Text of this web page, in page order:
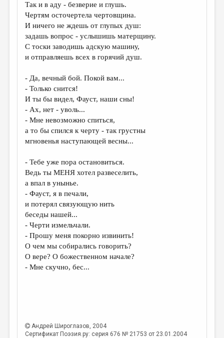
ОБЪЯВЛЕНИЯ
КОЛОНКА РЕДАКТОРА
РЕДКОЛЛЕГИЯ
ОТ РЕДАКЦИИ
МАЛАЯ ПРОЗА
ЭССЕИСТИКА
ЛИТЕРАТУРОВЕДЕНИЕ
КУЛЬТУРОВЕДЕНИЕ
РЕЦЕНЗИРОВАНИЕ
ЦИКЛЫ ПУБЛИКАЦИЙ
ТРЕДИАКОВСКИЙ
МЕДИА
ВКОНТАКТЕ
Так и в аду - безверие и глушь.
Чертям осточертела чертовщина.
И ничего не ждешь от глупых душ:
задашь вопрос - услышишь матерщину.
С тоски заводишь адскую машину,
и отправляешь всех в горячий душ.
- Да, вечный бой. Покой вам...
- Только снится!
И ты бы видел, Фауст, наши сны!
- Ах, нет - уволь...
- Мне невозможно спиться,
а то бы спился к черту - так грустны
мгновенья наступающей весны...
- Тебе уже пора остановиться.
Ведь ты МЕНЯ хотел развеселить,
а впал в унынье.
- Фауст, я в печали,
и потерял связующую нить
беседы нашей...
- Черти измельчали.
- Прошу меня покорно извинить!
О чем мы собирались говорить?
О вере? О божественном начале?
- Мне скучно, бес...
Андрей Широглазов, 2004
Сертификат Поэзия.ру: серия 676 № 21753 от 23.01.2004